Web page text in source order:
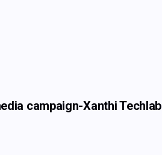
campaign-Xanthi Techlab